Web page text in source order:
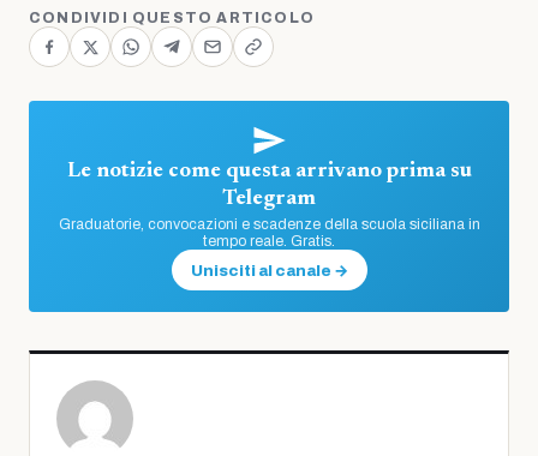
CONDIVIDI QUESTO ARTICOLO
Le notizie come questa arrivano prima su
Telegram
Graduatorie, convocazioni e scadenze della scuola siciliana in
tempo reale. Gratis.
Unisciti al canale →